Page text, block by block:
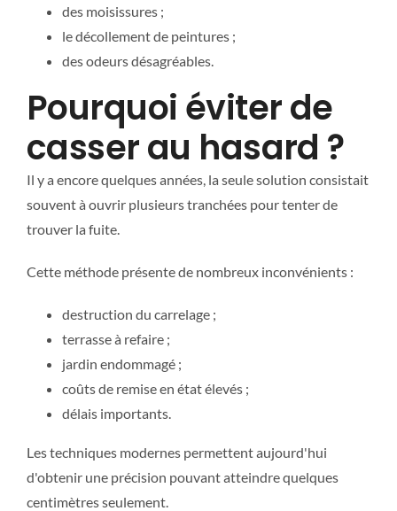
des moisissures ;
le décollement de peintures ;
des odeurs désagréables.
Pourquoi éviter de
casser au hasard ?
Il y a encore quelques années, la seule solution consistait
souvent à ouvrir plusieurs tranchées pour tenter de
trouver la fuite.
Cette méthode présente de nombreux inconvénients :
destruction du carrelage ;
terrasse à refaire ;
jardin endommagé ;
coûts de remise en état élevés ;
délais importants.
Les techniques modernes permettent aujourd'hui
d'obtenir une précision pouvant atteindre quelques
centimètres seulement.